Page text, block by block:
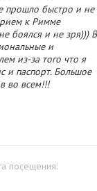
прошло быстро и не
к Римме
боялся и не зря))) В
и
из-за того что я
и паспорт. Большое
во всем!!!
посещения: